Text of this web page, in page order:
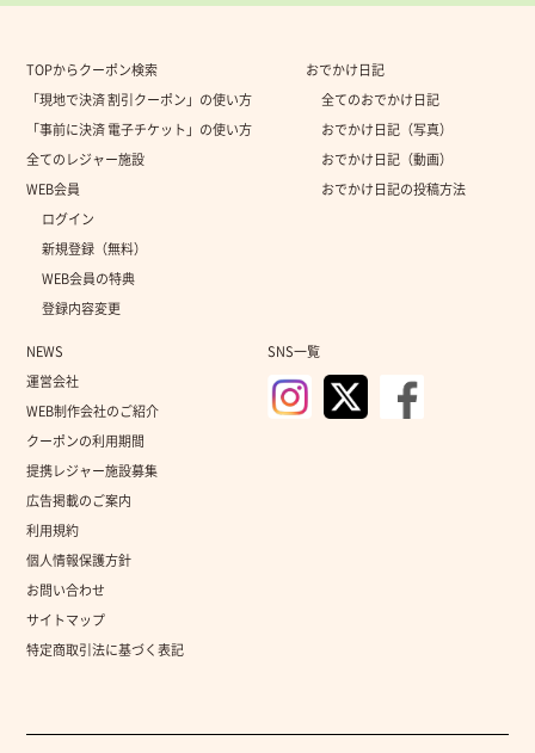
TOPからクーポン検索
「現地で決済 割引クーポン」の使い方
「事前に決済 電子チケット」の使い方
全てのレジャー施設
WEB会員
ログイン
新規登録（無料）
WEB会員の特典
登録内容変更
おでかけ日記
全てのおでかけ日記
おでかけ日記（写真）
おでかけ日記（動画）
おでかけ日記の投稿方法
NEWS
運営会社
WEB制作会社のご紹介
クーポンの利用期間
提携レジャー施設募集
広告掲載のご案内
利用規約
個人情報保護方針
お問い合わせ
サイトマップ
特定商取引法に基づく表記
SNS一覧